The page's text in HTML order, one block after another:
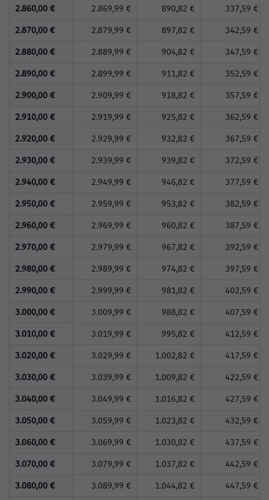
2.860,00 € 2.869,99 € 890,82 € 337,59 €
2.870,00 € 2.879,99 € 897,82 € 342,59 €
2.880,00 € 2.889,99 € 904,82 € 347,59 €
2.890,00 € 2.899,99 € 911,82 € 352,59 €
2.900,00 € 2.909,99 € 918,82 € 357,59 €
2.910,00 € 2.919,99 € 925,82 € 362,59 €
2.920,00 € 2.929,99 € 932,82 € 367,59 €
2.930,00 € 2.939,99 € 939,82 € 372,59 €
2.940,00 € 2.949,99 € 946,82 € 377,59 €
2.950,00 € 2.959,99 € 953,82 € 382,59 €
2.960,00 € 2.969,99 € 960,82 € 387,59 €
2.970,00 € 2.979,99 € 967,82 € 392,59 €
2.980,00 € 2.989,99 € 974,82 € 397,59 €
2.990,00 € 2.999,99 € 981,82 € 402,59 €
3.000,00 € 3.009,99 € 988,82 € 407,59 €
3.010,00 € 3.019,99 € 995,82 € 412,59 €
3.020,00 € 3.029,99 € 1.002,82 € 417,59 €
3.030,00 € 3.039,99 € 1.009,82 € 422,59 €
3.040,00 € 3.049,99 € 1.016,82 € 427,59 €
3.050,00 € 3.059,99 € 1.023,82 € 432,59 €
3.060,00 € 3.069,99 € 1.030,82 € 437,59 €
3.070,00 € 3.079,99 € 1.037,82 € 442,59 €
3.080,00 € 3.089,99 € 1.044,82 € 447,59 €